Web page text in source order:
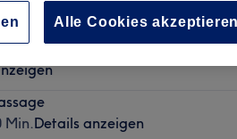
Min.
Details anzeigen
massage
Min.Details anzeigen
Alle Cookies